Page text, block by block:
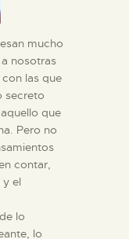
mucho
nosotras
las que
secreto
que
Pero no
contar,
y el
lo
lo